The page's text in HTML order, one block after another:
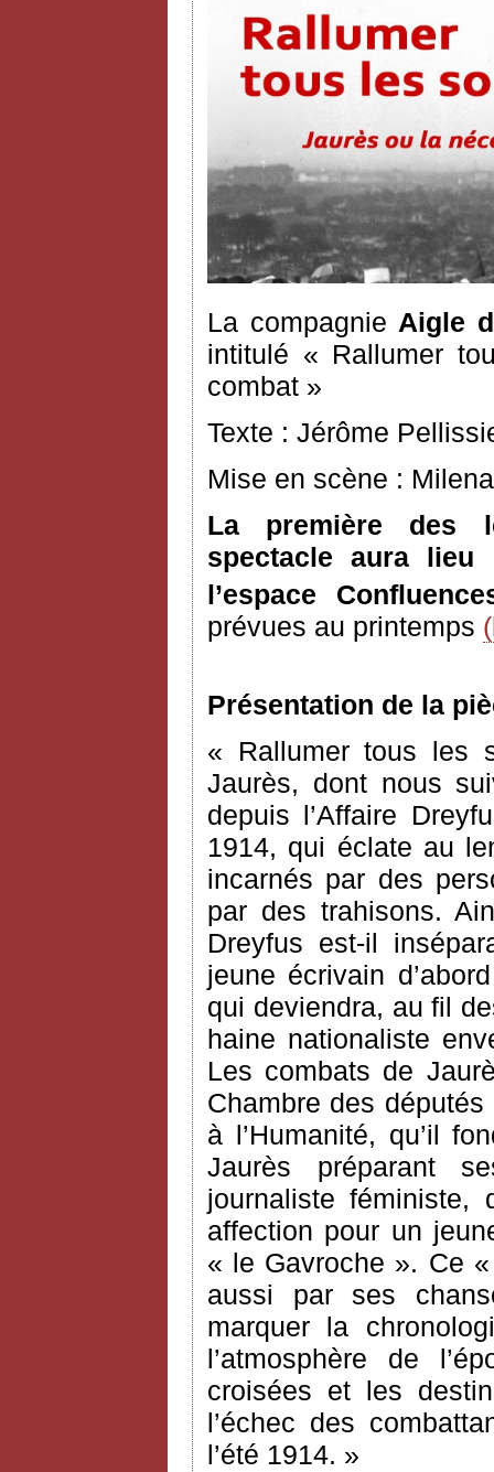
La compagnie Aigle
intitulé « Rallumer
combat »
Texte : Jérôme
Mise en scène :
La première des
spectacle aura
l’espace
prévues au printemps
Présentation de la
« Rallumer tous les
Jaurès, dont nous
depuis l’Affaire
1914, qui éclate au
incarnés par des
par des trahisons.
Dreyfus est-il
jeune écrivain
qui deviendra, au fil
haine nationaliste
Les combats de
Chambre des
à l’Humanité, qu’il
Jaurès préparant
journaliste féministe,
affection pour un
« le Gavroche ». Ce
aussi par ses
marquer la
l’atmosphère de
croisées et les
l’échec des
l’été 1914. »